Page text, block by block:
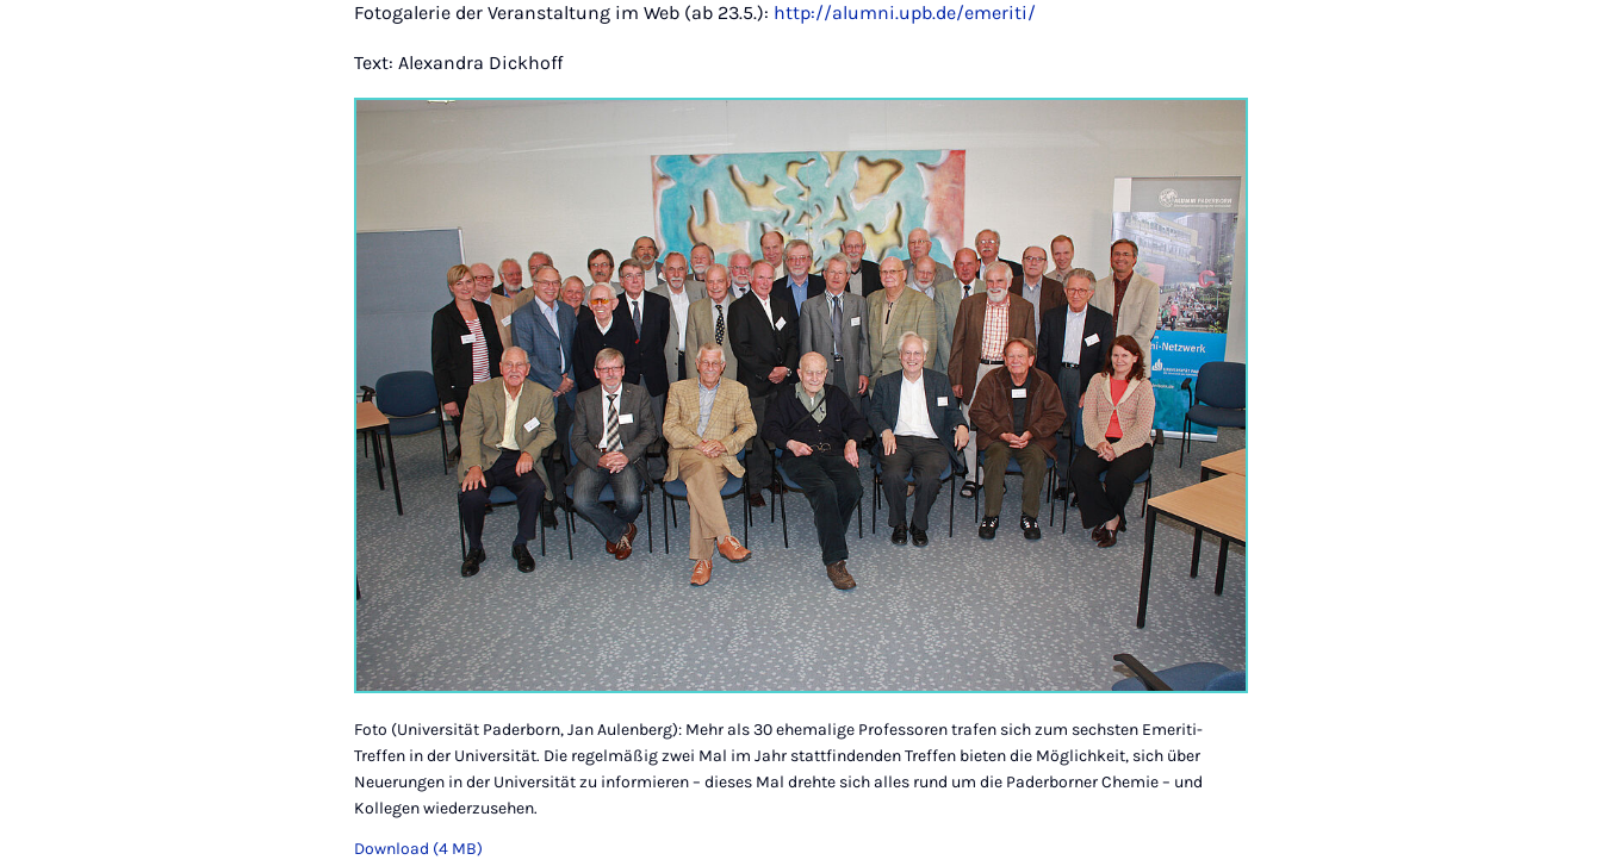
Fotogalerie der Veranstaltung im Web (ab 23.5.): http://alumni.upb.de/emeriti/
Text: Alexandra Dickhoff
Foto (Universität Paderborn, Jan Aulenberg): Mehr als 30 ehemalige Professoren trafen sich zum sechsten Emeriti-
Treffen in der Universität. Die regelmäßig zwei Mal im Jahr stattfindenden Treffen bieten die Möglichkeit, sich über
Neuerungen in der Universität zu informieren – dieses Mal drehte sich alles rund um die Paderborner Chemie – und
Kollegen wiederzusehen.
Download (4 MB)